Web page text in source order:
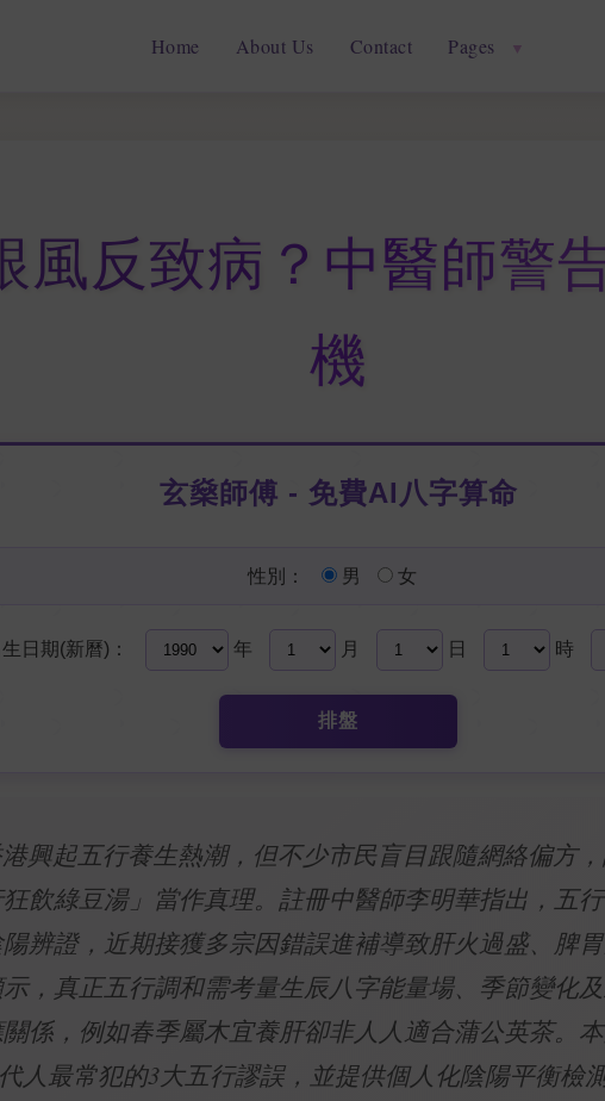
Home About Us Contact Pages ▼
風反致病？中醫師警
機
玄燊師傅 - 免費AI八字算命
性別： 男 女
日期(新曆)： 年 月 日 時
排盤
港興起五行養生熱潮，但不少市民盲目跟隨網絡偏方
飲綠豆湯」當作真理。註冊中醫師李明華指出，五
辨證，近期接獲多宗因錯誤進補導致肝火過盛、脾
，真正五行調和需考量生辰八字能量場、季節變化
係，例如春季屬木宜養肝卻非人人適合蒲公英茶。
人最常犯的3大五行謬誤，並提供個人化陰陽平衡檢